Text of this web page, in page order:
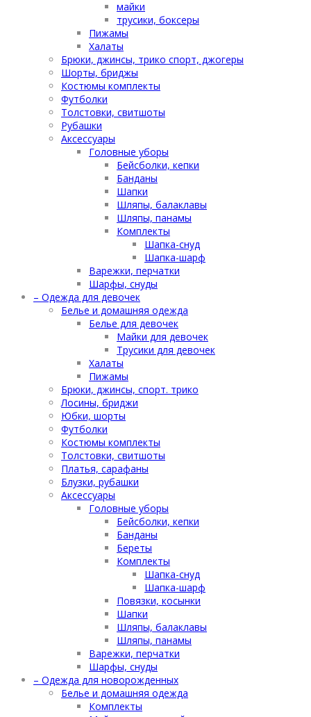
майки
трусики, боксеры
Пижамы
Халаты
Брюки, джинсы, трико спорт, джогеры
Шорты, бриджы
Костюмы комплекты
Футболки
Толстовки, свитшоты
Рубашки
Аксессуары
Головные уборы
Бейсболки, кепки
Банданы
Шапки
Шляпы, балаклавы
Шляпы, панамы
Комплекты
Шапка-снуд
Шапка-шарф
Варежки, перчатки
Шарфы, снуды
– Одежда для девочек
Белье и домашняя одежда
Белье для девочек
Майки для девочек
Трусики для девочек
Халаты
Пижамы
Брюки, джинсы, спорт. трико
Лосины, бриджи
Юбки, шорты
Футболки
Костюмы комплекты
Толстовки, свитшоты
Платья, сарафаны
Блузки, рубашки
Аксессуары
Головные уборы
Бейсболки, кепки
Банданы
Береты
Комплекты
Шапка-снуд
Шапка-шарф
Повязки, косынки
Шапки
Шляпы, балаклавы
Шляпы, панамы
Варежки, перчатки
Шарфы, снуды
– Одежда для новорожденных
Белье и домашняя одежда
Комплекты